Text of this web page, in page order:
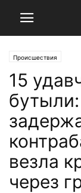
Происшествия
15
везла
через